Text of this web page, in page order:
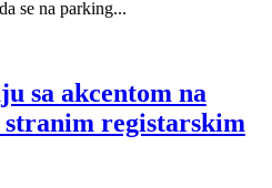
se na parking...
sa akcentom na
registarskim